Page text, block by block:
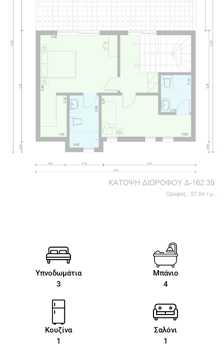
Υπνοδωμάτια
3
Μπάνιο
4
Κουζίνα
1
Σαλόνι
1